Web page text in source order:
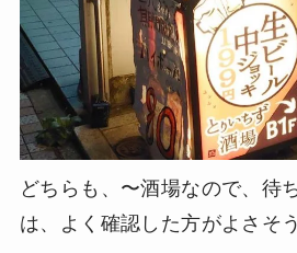
どちらも、〜酒場なので、待
は、よく確認した方がよさそ